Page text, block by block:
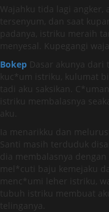
Wajahku tida lagi angker,
tersenyum, dan saat
padanya, istriku meraih
menyesal. Kupegangi
Bokep Dasar akunya
kuc*um istriku, kulumat
tadi aku saksikan.
istriku membalasnya
aku.
Ia menarikku dan
Santi masih terduduk
dia membalasnya dengan
mel*cuti baju kemejaku
menc*umi leher istriku,
tubuh istriku membuat
telinganya.